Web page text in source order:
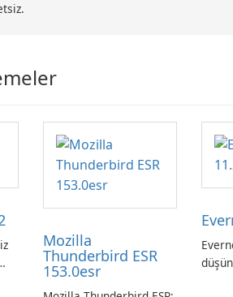
Mozilla
Thunderbird ESR
153.0esr